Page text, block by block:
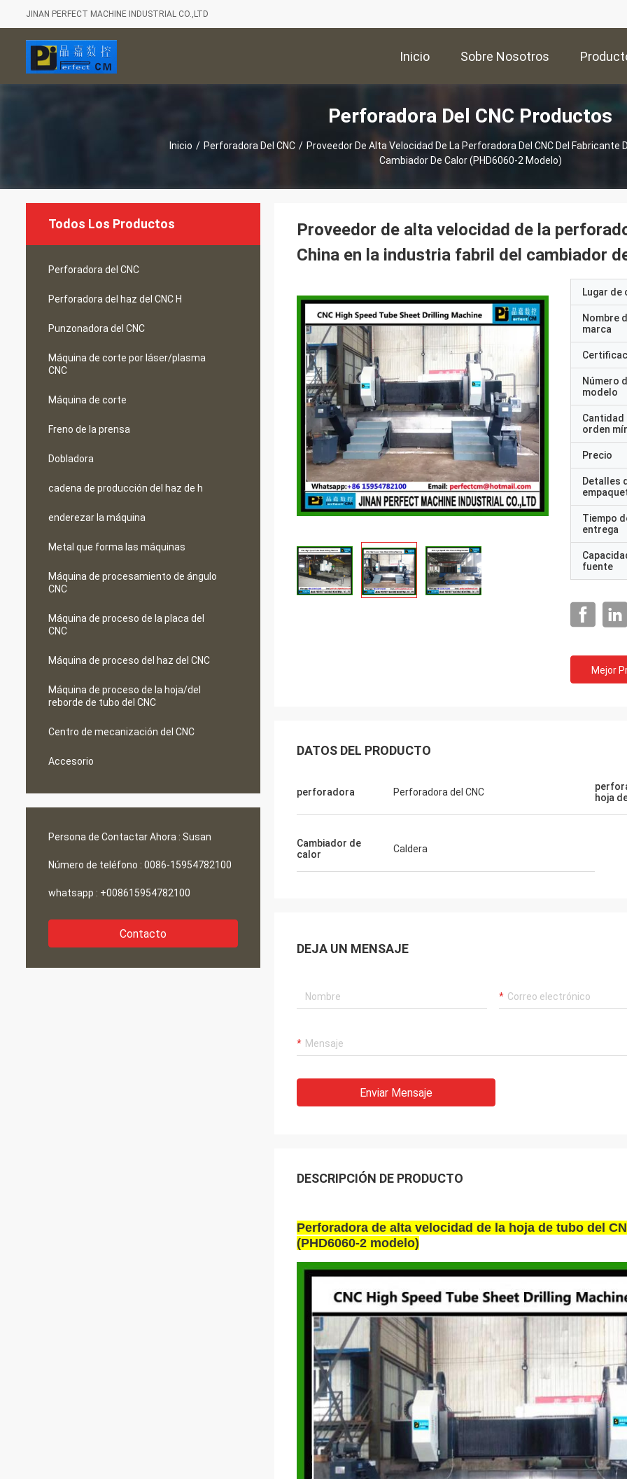
JINAN PERFECT MACHINE INDUSTRIAL CO.,LTD
Inicio Sobre Nosotros
Perforadora Del CNC Productos
Inicio / Perforadora Del CNC / Proveedor De Alta Velocidad De La Perforadora Del CNC Del Fabricante
Cambiador De Calor (PHD6060-2 Modelo)
Todos Los Productos
Perforadora del CNC
Perforadora del haz del CNC H
Punzonadora del CNC
Máquina de corte por láser/plasma
CNC
Máquina de corte
Freno de la prensa
Dobladora
cadena de producción del haz de h
enderezar la máquina
Metal que forma las máquinas
Máquina de procesamiento de ángulo
CNC
Máquina de proceso de la placa del
CNC
Máquina de proceso del haz del CNC
Máquina de proceso de la hoja/del
reborde de tubo del CNC
Centro de mecanización del CNC
Accesorio
Persona de Contactar Ahora : Susan
Número de teléfono : 0086-15954782100
whatsapp : +008615954782100
Contacto
Proveedor de alta velocidad de la
China en la industria fabril del cambiador
Lugar de
Nombre
marca
Número
modelo
Cantidad
orden
Precio
Detalles
Tiempo
entrega
fuente
Mejor
DATOS DEL PRODUCTO
perforadora Perforadora del CNC
hoja
Cambiador de
calor
Caldera
DEJA UN MENSAJE
Enviar Mensaje
DESCRIPCIÓN DE PRODUCTO
Perforadora de alta velocidad de la hoja de tubo del
(PHD6060-2 modelo)